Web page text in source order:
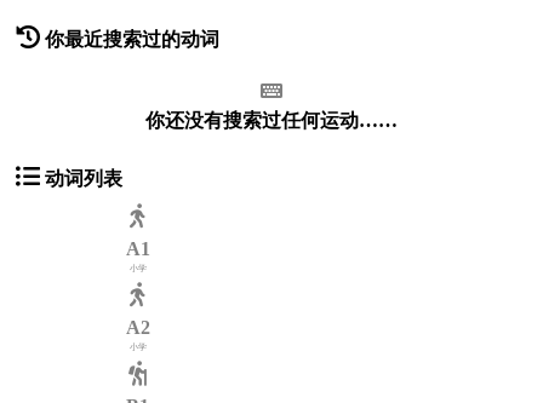
你最近搜索过的动词
你还没有搜索过任何运动……
动词列表
A1
小学
A2
小学